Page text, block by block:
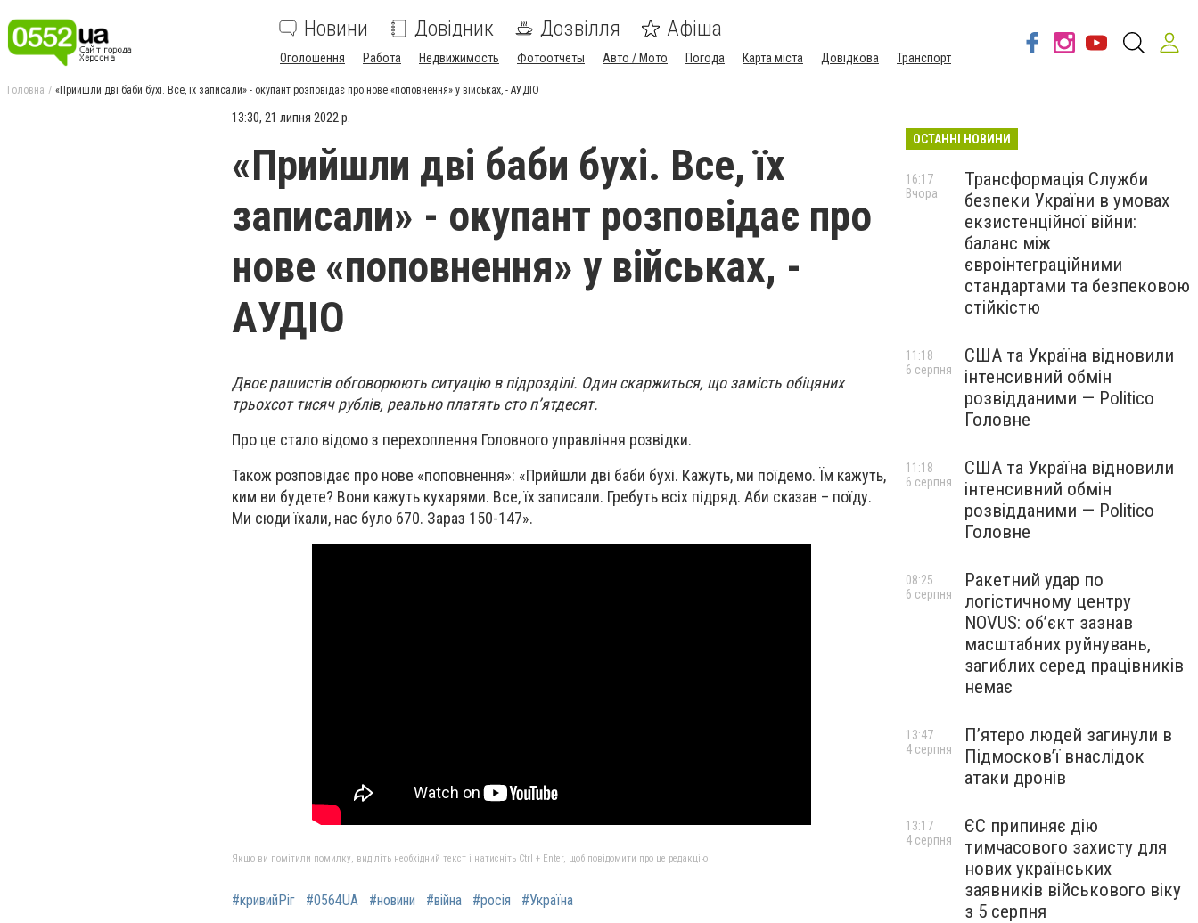
Новини Довідник Дозвілля Афіша
Оголошення Работа Недвижимость Фотоотчеты Авто / Мото Погода Карта міста Довідкова Транспорт
Головна «Прийшли дві баби бухі. Все, їх записали» - окупант розповідає про нове «поповнення» у військах, - АУДІО
13:30, 21 липня 2022 р.
«Прийшли дві баби бухі. Все, їх
записали» - окупант розповідає про
нове «поповнення» у військах, -
АУДІО
Двоє рашистів обговорюють ситуацію в підрозділі. Один скаржиться, що замість обіцяних
трьохсот тисяч рублів, реально платять сто п’ятдесят.
Про це стало відомо з перехоплення Головного управління розвідки.
Також розповідає про нове «поповнення»: «Прийшли дві баби бухі. Кажуть, ми поїдемо. Їм кажуть,
ким ви будете? Вони кажуть кухарями. Все, їх записали. Гребуть всіх підряд. Аби сказав – поїду.
Ми сюди їхали, нас було 670. Зараз 150-147».
Якщо ви помітили помилку, виділіть необхідний текст і натисніть Ctrl + Enter, щоб повідомити про це редакцію
#кривийРіг #0564UA #новини #війна #росія #Україна
ОСТАННІ НОВИНИ
Трансформація Служби
безпеки України в умовах
екзистенційної війни:
баланс між
євроінтеграційними
стандартами та безпековою
стійкістю
16:17
Вчора
США та Україна відновили
інтенсивний обмін
розвідданими — Politico
Головне
11:18
6 серпня
США та Україна відновили
інтенсивний обмін
розвідданими — Politico
Головне
11:18
6 серпня
Ракетний удар по
логістичному центру
NOVUS: об’єкт зазнав
масштабних руйнувань,
загиблих серед працівників
немає
08:25
6 серпня
П’ятеро людей загинули в
Підмосков’ї внаслідок
атаки дронів
13:47
4 серпня
ЄС припиняє дію
тимчасового захисту для
нових українських
заявників військового віку
з 5 серпня
13:17
4 серпня